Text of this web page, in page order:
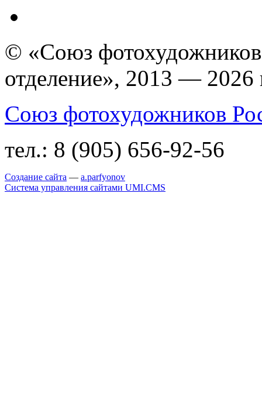
© «Союз
отделение», 2013 — 2026
Союз фотохудожников
тел.: 8 (905) 656-92-56
Создание сайта — a.parfyonov
Система управления сайтами UMI.CMS